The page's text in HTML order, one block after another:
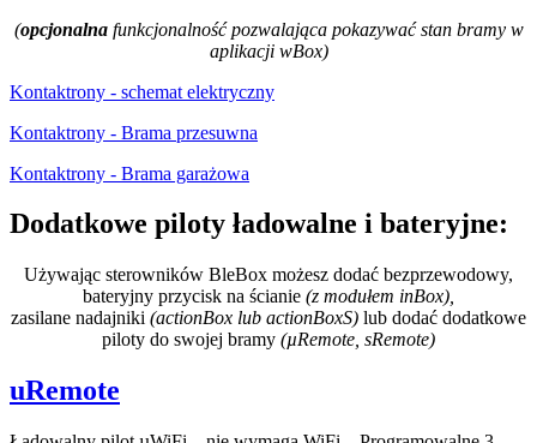
(opcjonalnafunkcjonalność pozwalająca pokazywać stan bramy w
aplikacji wBox)
Kontaktrony - schemat elektryczny
Kontaktrony - Brama przesuwna
Kontaktrony - Brama garażowa
Dodatkowe piloty ładowalne i bateryjne:
Używając sterowników BleBox możesz dodać bezprzewodowy,
bateryjny przycisk na ścianie (z modułem inBox),
zasilane nadajniki (actionBox lub actionBoxS) lub dodać dodatkowe
piloty do swojej bramy (µRemote, sRemote)
uRemote